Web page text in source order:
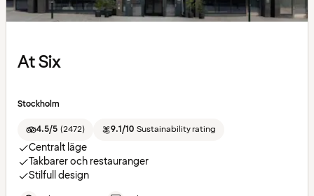
At Six
Stockholm
4.5/5 (2472) 9.1/10 Sustainability rating
Centralt läge
Takbarer och restauranger
Stilfull design